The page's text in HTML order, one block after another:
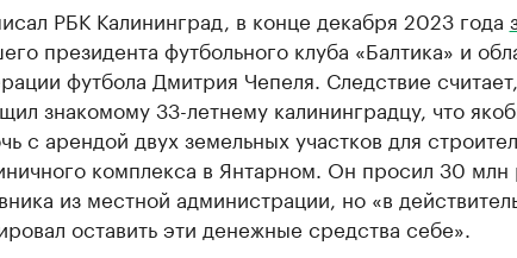
РБК Калининград, в конце декабря 2023 года
президента футбольного клуба «Балтика» и
футбола Дмитрия Чепеля. Следствие
знакомому 33-летнему калининградцу, что
с арендой двух земельных участков для
комплекса в Янтарном. Он просил 30 млн
из местной администрации, но «в
оставить эти денежные средства себе».